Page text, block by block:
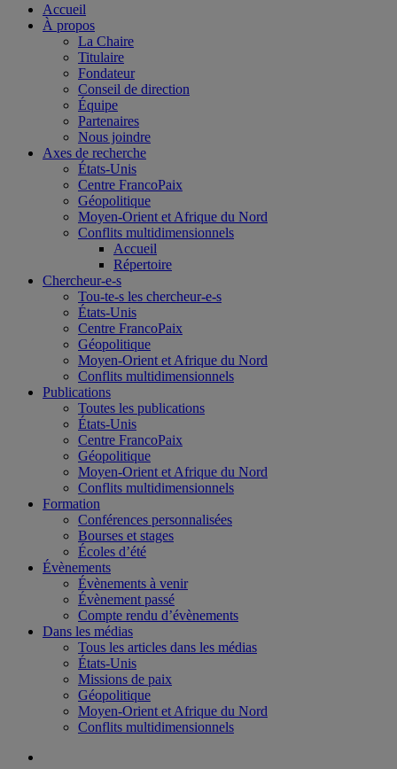
Accueil
À propos
La Chaire
Titulaire
Fondateur
Conseil de direction
Équipe
Partenaires
Nous joindre
Axes de recherche
États-Unis
Centre FrancoPaix
Géopolitique
Moyen-Orient et Afrique du Nord
Conflits multidimensionnels
Accueil
Répertoire
Chercheur-e-s
Tou-te-s les chercheur-e-s
États-Unis
Centre FrancoPaix
Géopolitique
Moyen-Orient et Afrique du Nord
Conflits multidimensionnels
Publications
Toutes les publications
États-Unis
Centre FrancoPaix
Géopolitique
Moyen-Orient et Afrique du Nord
Conflits multidimensionnels
Formation
Conférences personnalisées
Bourses et stages
Écoles d’été
Évènements
Évènements à venir
Évènement passé
Compte rendu d’évènements
Dans les médias
Tous les articles dans les médias
États-Unis
Missions de paix
Géopolitique
Moyen-Orient et Afrique du Nord
Conflits multidimensionnels